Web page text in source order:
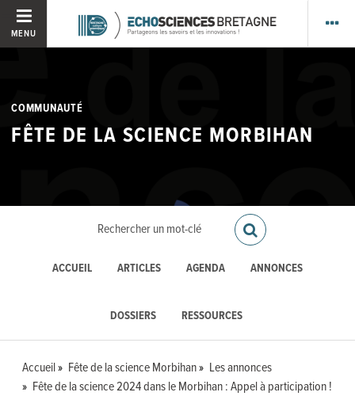
MENU
COMMUNAUTÉ
FÊTE DE LA SCIENCE MORBIHAN
ACCUEIL ARTICLES AGENDA ANNONCES
DOSSIERS RESSOURCES
Accueil Fête de la science Morbihan
Les annonces
Fête de la science 2024 dans le Morbihan : Appel à participation !